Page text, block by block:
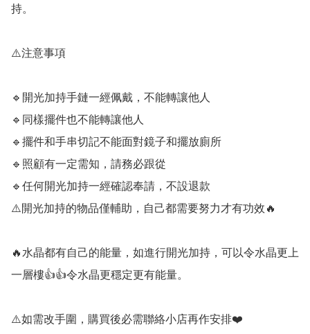
持。
⚠️注意事項
🔹️開光加持手鏈一經佩戴，不能轉讓他人
🔹️同樣擺件也不能轉讓他人
🔹️擺件和手串切記不能面對鏡子和擺放廁所
🔹️照顧有一定需知，請務必跟從
🔹️任何開光加持一經確認奉請，不設退款
⚠️開光加持的物品僅輔助，自己都需要努力才有功效🔥
🔥水晶都有自己的能量，如進行開光加持，可以令水晶更上
一層樓👍👍令水晶更穩定更有能量。
⚠️如需改手圍，購買後必需聯絡小店再作安排❤️